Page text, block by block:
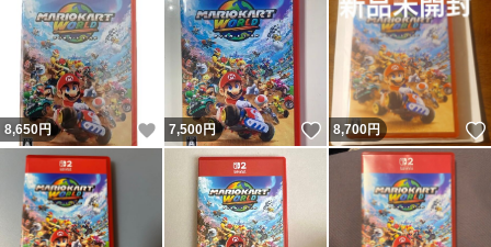
8,650円 いいね！
7,500円 いいね！
8,700円